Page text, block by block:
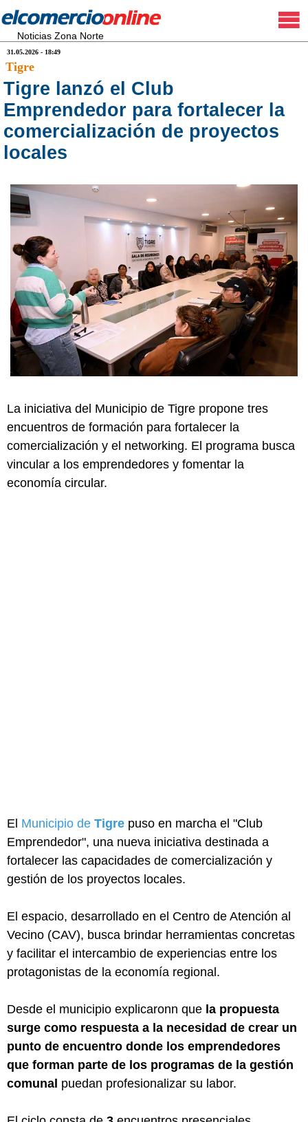
Noticias Zona Norte
31.05.2026 - 18:49
Tigre
Tigre lanzó el Club
Emprendedor para fortalecer la
comercialización de proyectos
locales
La iniciativa del Municipio de Tigre propone tres
encuentros de formación para fortalecer la
comercialización y el networking. El programa busca
vincular a los emprendedores y fomentar la
economía circular.
El Municipio de Tigre puso en marcha el "Club
Emprendedor", una nueva iniciativa destinada a
fortalecer las capacidades de comercialización y
gestión de los proyectos locales.
El espacio, desarrollado en el Centro de Atención al
Vecino (CAV), busca brindar herramientas concretas
y facilitar el intercambio de experiencias entre los
protagonistas de la economía regional.
Desde el municipio explicaronn que la propuesta
surge como respuesta a la necesidad de crear un
punto de encuentro donde los emprendedores
que forman parte de los programas de la gestión
comunal puedan profesionalizar su labor.